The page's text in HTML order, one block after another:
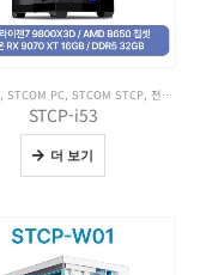
, STCOM PC, STCOM STCP, 전체 제품보기
STCP-i53
더 보기